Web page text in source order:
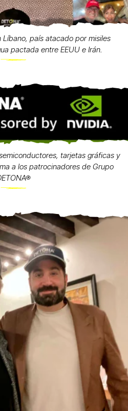
país atacado por misiles
pactada entre EEUU e Irán.
tarjetas gráficas y
a los patrocinadores de Grupo